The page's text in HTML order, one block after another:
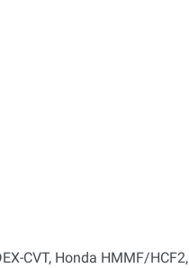
CVT, Honda HMMF/HCF2,